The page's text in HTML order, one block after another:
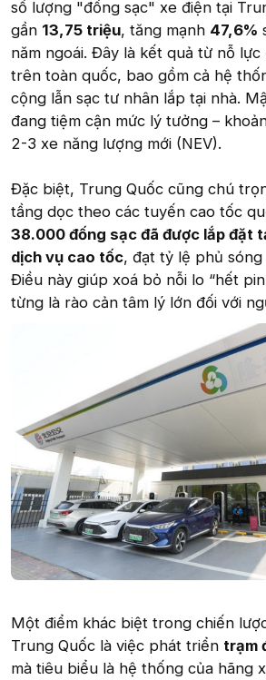
số lượng "đống sạc" xe điện tại
gần 13,75 triệu, tăng mạnh 47,6%
năm ngoái. Đây là kết quả từ nỗ
trên toàn quốc, bao gồm cả hệ
cộng lẫn sạc tư nhân lắp tại nhà.
đang tiệm cận mức lý tưởng –
2-3 xe năng lượng mới (NEV).
Đặc biệt, Trung Quốc cũng chú
tầng dọc theo các tuyến cao tốc
38.000 đống sạc đã được lắp đặt
dịch vụ cao tốc, đạt tỷ lệ phủ
Điều này giúp xoá bỏ nỗi lo “hết
từng là rào cản tâm lý lớn đối với
Một điểm khác biệt trong chiến
Trung Quốc là việc phát triển trạm
mà tiêu biểu là hệ thống của hãng